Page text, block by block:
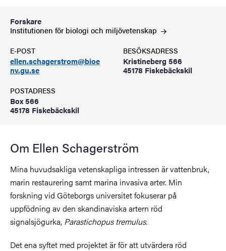
Forskare
Institutionen för biologi och miljövetenskap
E-POST
ellen.schagerstrom@bioe
nv.gu.se
BESÖKSADRESS
Kristineberg 566
45178 Fiskebäckskil
POSTADRESS
Box 566
45178 Fiskebäckskil
Om Ellen Schagerström
Mina huvudsakliga vetenskapliga intressen är vattenbruk,
marin restaurering samt marina invasiva arter. Min
forskning vid Göteborgs universitet fokuserar på
uppfödning av den skandinaviska artern röd
signalsjögurka, Parastichopus tremulus.
Det ena syftet med projektet är för att utvärdera röd